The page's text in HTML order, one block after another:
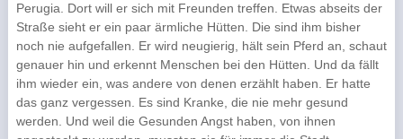
Perugia. Dort will er sich mit Freunden treffen. Etwas abseits der
Straße sieht er ein paar ärmliche Hütten. Die sind ihm bisher
noch nie aufgefallen. Er wird neugierig, hält sein Pferd an, schaut
genauer hin und erkennt Menschen bei den Hütten. Und da fällt
ihm wieder ein, was andere von denen erzählt haben. Er hatte
das ganz vergessen. Es sind Kranke, die nie mehr gesund
werden. Und weil die Gesunden Angst haben, von ihnen